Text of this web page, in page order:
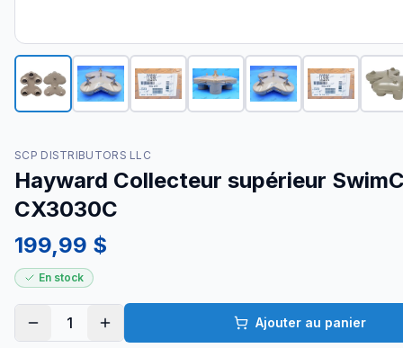
SCP DISTRIBUTORS LLC
Hayward Collecteur supérieur
CX3030C
199,99 $
En stock
1 Ajouter au panier